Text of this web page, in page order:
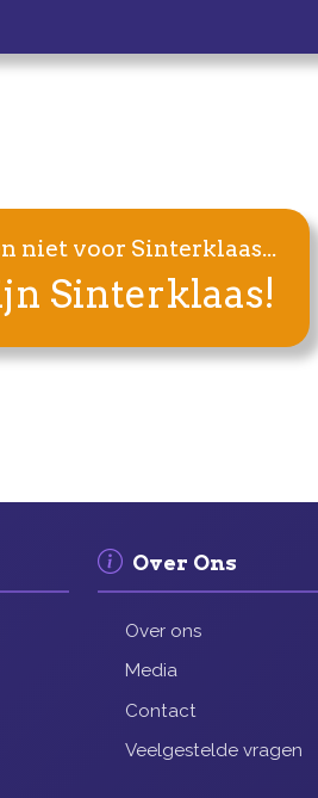
niet voor Sinterklaas...
Sinterklaas!
Over Ons
Over ons
Media
Contact
Veelgestelde vragen